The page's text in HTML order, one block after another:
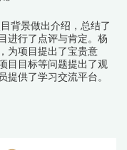
背景做出介绍，总结了
进行了点评与肯定。杨
为项目提出了宝贵意
目目标等问题提出了观
提供了学习交流平台。